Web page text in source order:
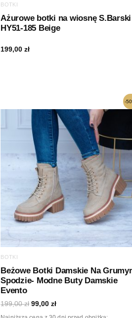
BOTKI
Ażurowe botki na wiosnę S.Barski
HY51-185 Beige
199,00zł
-
BOTKI
Beżowe Botki Damskie Na
Spodzie- Modne Buty Damskie
Evento
199,00zł
wynosiła:
199,00 zł.
99,00zł
wynosi:
99,00 zł.